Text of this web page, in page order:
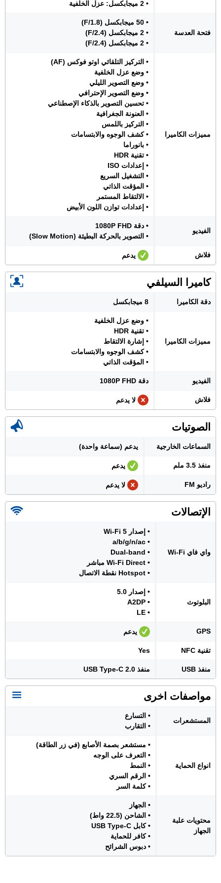
• 2 ميجابكسل: عزل الخلفية
فتحة العدسة
• 50 ميجابكسل (F/1.8)
• 2 ميجابكسل (F/2.4)
• 2 ميجابكسل (F/2.4)
مميزات الكاميرا
• التركيز التلقائي اوتو فوكس (AF)
• وضع عزل الخلفية
• وضع التصوير الليلي
• وضع التصوير الإحترافي
• تحسين التصوير بالذكاء الإصطناعي
• العنونة الجغرافية
• التركيز باللمس
• كشف الوجوه والابتسامات
• بانوراما
• تقنية HDR
• إعدادات ISO
• التشغيل السريع
• المؤقت الذاتي
• الالتقاط المستمر
• إعدادات توازن اللون الأبيض
الفيديو
• دقة 1080P FHD
• التصوير بالحركة البطيئة (Slow Motion)
فلاش يدعم
كاميرا السيلفي
دقة الكاميرا 8 ميجابكسل
مميزات الكاميرا
• وضع عزل الخلفية
• تقنية HDR
• إشارة الالتقاط
• كشف الوجوه والابتسامات
• المؤقت الذاتي
الفيديو دقة 1080P FHD
فلاش لا يدعم
الصوتيات
السماعات الخارجية يدعم (سماعة واحدة)
منفذ 3.5 ملم يدعم
راديو FM لا يدعم
الإتصالات
واي فاي Wi-Fi
• إصدار Wi-Fi 5
• a/b/g/n/ac
• Dual-band
• Wi-Fi Direct مباشر
• Hotspot نقطة الاتصال
البلوتوث
• إصدار 5.0
• A2DP
• LE
GPS يدعم
تقنية NFC Yes
منفذ USB منفذ USB Type-C 2.0
مواصفات اخرى
المستشعرات
• التسارع
• التقارب
انواع الحماية
• مستشعر بصمة الأصابع (في زر الطاقة)
• التعرف على الوجه
• النمط
• الرقم السري
• كلمة السر
محتويات علبة
الجهاز
• الجهاز
• الشاحن (22.5 واط)
• كابل USB Type-C
• كافر للحماية
• دبوس الشرائح